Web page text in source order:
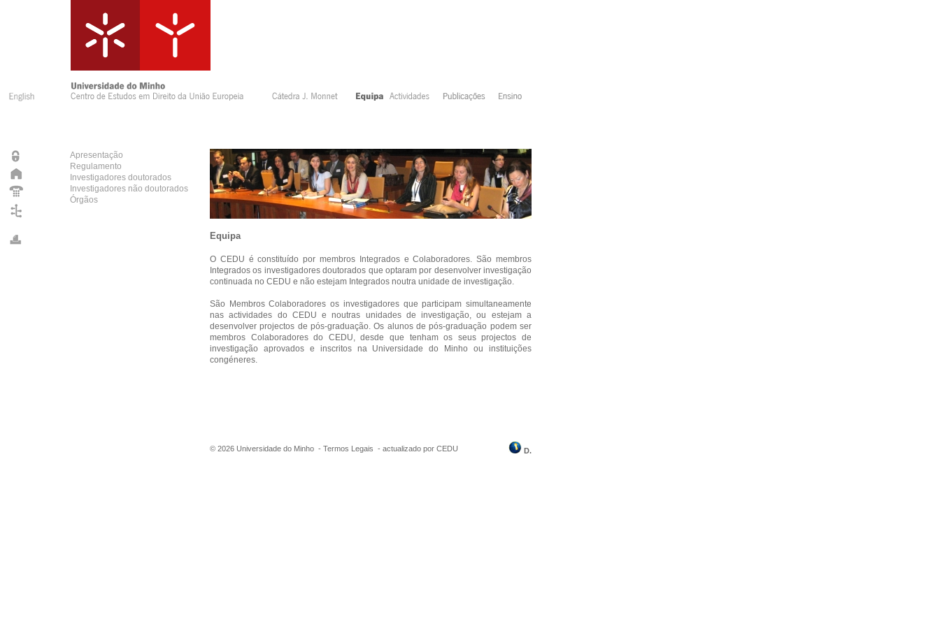
Apresentação
Regulamento
Investigadores doutorados
Investigadores não doutorados
Órgãos
Equipa
O CEDU é constituído por membros Integrados e Colaboradores. São membros
Integrados os investigadores doutorados que optaram por desenvolver investigação
continuada no CEDU e não estejam Integrados noutra unidade de investigação.
São Membros Colaboradores os investigadores que participam simultaneamente
nas actividades do CEDU e noutras unidades de investigação, ou estejam a
desenvolver projectos de pós-graduação. Os alunos de pós-graduação podem ser
membros Colaboradores do CEDU, desde que tenham os seus projectos de
investigação aprovados e inscritos na Universidade do Minho ou instituições
congéneres.
© 2026 Universidade do Minho - Termos Legais - actualizado por CEDU D.